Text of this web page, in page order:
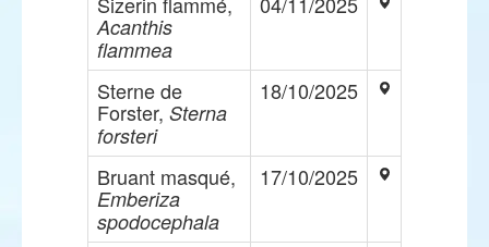
Acanthis
flammea
Sterne de
Forster, Sterna
forsteri
18/10/2025
Bruant masqué,
Emberiza
spodocephala
17/10/2025